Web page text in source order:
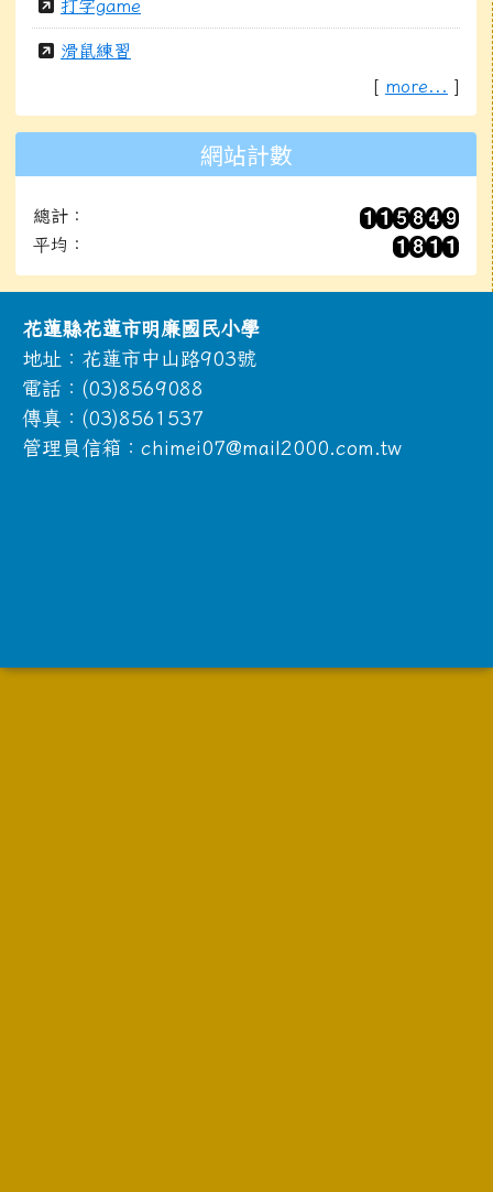
打字game
滑鼠練習
[ more... ]
網站計數
總計：
平均：
頁尾區域內容
花蓮縣花蓮市明廉國民小學
地址：花蓮市中山路903號
電話：(03)8569088
傳真：(03)8561537
管理員信箱：chimei07@mail2000.com.tw